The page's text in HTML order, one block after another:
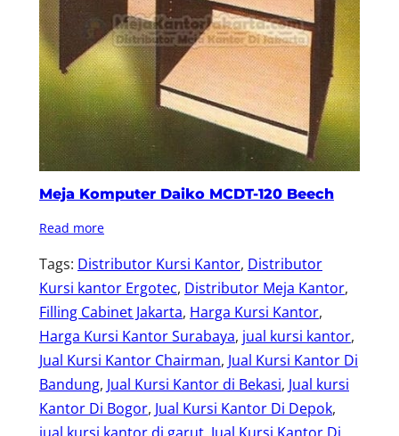
Meja Komputer Daiko MCDT-120 Beech
Read more
Tags: Distributor Kursi Kantor, Distributor
Kursi kantor Ergotec, Distributor Meja Kantor
Filling Cabinet Jakarta, Harga Kursi Kantor
Harga Kursi Kantor Surabaya, jual kursi kantor
Jual Kursi Kantor Chairman, Jual Kursi Kantor Di
Bandung, Jual Kursi Kantor di Bekasi, Jual kursi
Kantor Di Bogor, Jual Kursi Kantor Di Depok